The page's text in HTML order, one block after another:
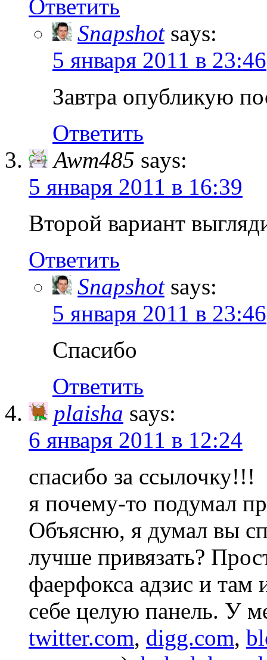
Ответить
Snapshot says:
5 января 2011 в 23:46
Завтра опубликую
Ответить
Awm485 says:
5 января 2011 в 16:39
Второй вариант
Ответить
Snapshot says:
5 января 2011 в 23:46
Спасибо
Ответить
plaisha says:
6 января 2011 в 12:24
спасибо за ссылочку!!!
я почему-то подумал
Объясню, я думал вы
лучше привязать?
фаерфокса адзис и там
себе целую панель. У
twitter.com, digg.com,